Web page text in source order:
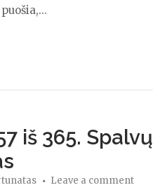
iš 365. Spalvų
Leave a comment